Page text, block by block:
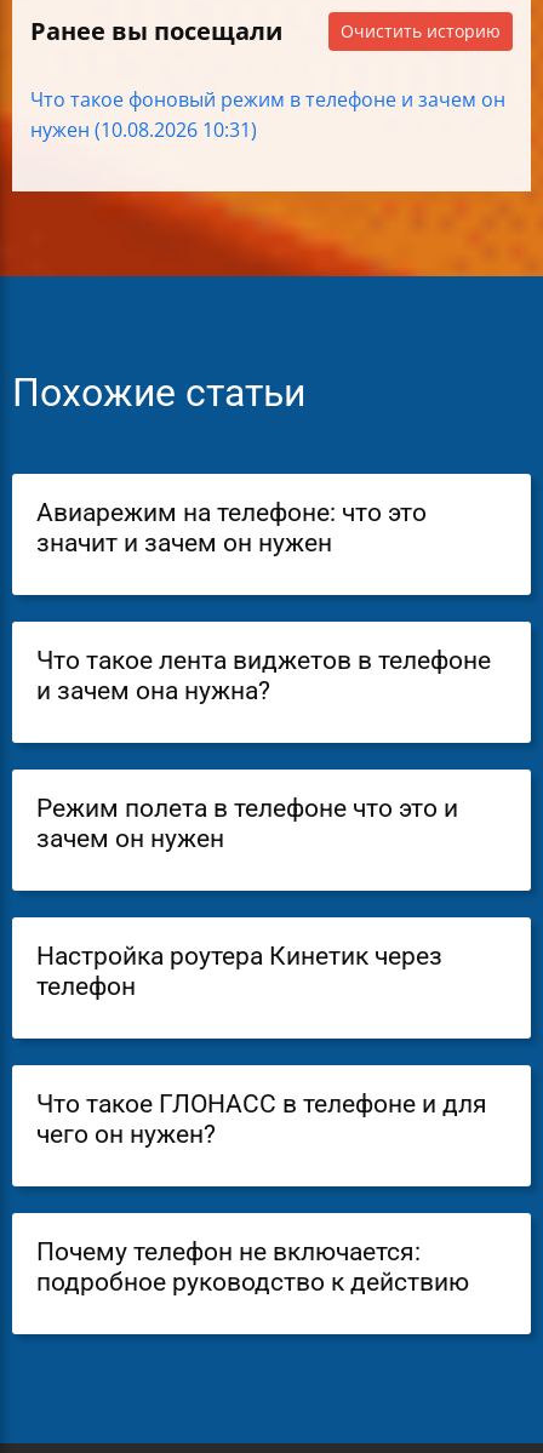
Ранее вы посещали Очистить историю
Что такое фоновый режим в телефоне и зачем он
нужен (10.08.2026 10:31)
Похожие статьи
Авиарежим на телефоне: что это
значит и зачем он нужен
Что такое лента виджетов в телефоне
и зачем она нужна?
Режим полета в телефоне что это и
зачем он нужен
Настройка роутера Кинетик через
телефон
Что такое ГЛОНАСС в телефоне и для
чего он нужен?
Почему телефон не включается:
подробное руководство к действию